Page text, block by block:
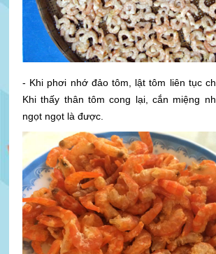
- Khi phơi nhớ đảo tôm, lật tôm liên tục
Khi thấy thân tôm cong lại, cắn miệng
ngọt ngọt là được.